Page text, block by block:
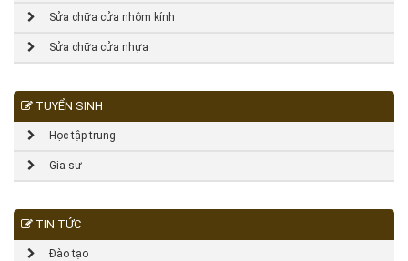
Sửa chữa cửa nhôm kính
Sửa chữa cửa nhựa
TUYỂN SINH
Học tập trung
Gia sư
TIN TỨC
Đào tạo